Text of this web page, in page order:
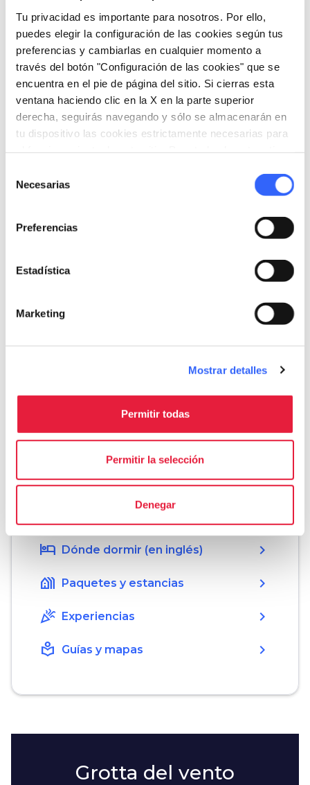
Tu privacidad es importante para nosotros. Por ello,
puedes elegir la configuración de las cookies según tus
preferencias y cambiarlas en cualquier momento a
través del botón "Configuración de las cookies" que se
encuentra en el pie de página del sitio. Si cierras esta
ventana haciendo clic en la X en la parte superior
derecha, seguirás navegando y sólo se almacenarán en
tu dispositivo las cookies estrictamente necesarias para
Necesarias
Preferencias
Estadística
Marketing
Mostrar detalles
Permitir todas
Permitir la selección
Denegar
inundaciones, hasta llegar a un estrecho cañón
subterráneo.
Località Grotta del Vento, 1, 55020
Vergemoli LU, Italy
language Pagina web
http://www.grottadelvento.com
hotel Dónde dormir (en inglés) chevron_right
holiday_village Paquetes y estancias chevron_right
celebration Experiencias chevron_right
local_library Guías y mapas chevron_right
Grotta del vento